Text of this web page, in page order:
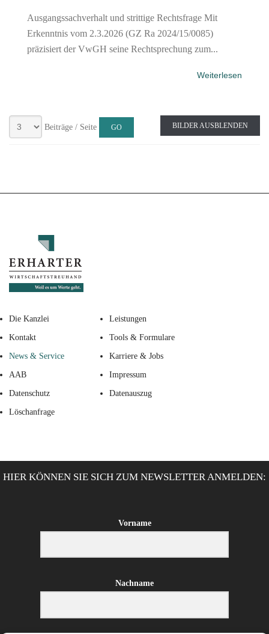
Ausgangssachverhalt und strittige Rechtsfrage Mit
Erkenntnis vom 2.3.2026 (GZ Ra 2024/15/0085)
präzisiert der VwGH seine Rechtsprechung zum...
Weiterlesen
Beiträge / Seite BILDER AUSBLENDEN
Die Kanzlei Leistungen
Kontakt Tools & Formulare
News & Service Karriere & Jobs
AAB Impressum
Datenschutz Datenauszug
Löschanfrage
HIER KÖNNEN SIE SICH ZUM NEWSLETTER ANMELDEN:
Vorname
Nachname